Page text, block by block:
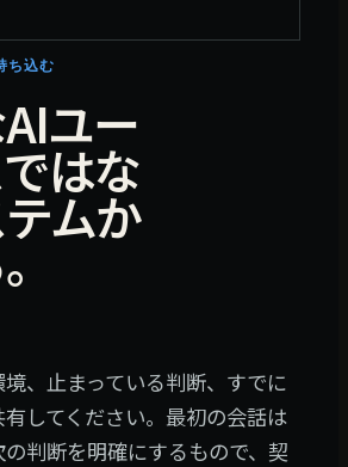
ち込む
ユー
はな
ムか
、止まっている判断、すでに
してください。最初の会話は
判断を明確にするもので、契